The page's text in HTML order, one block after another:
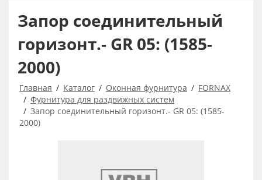
Запор соединительный
горизонт.- GR 05: (1585-
2000)
Главная Каталог Оконная фурнитура
FORNAX
Фурнитура для раздвижных систем
Запор соединительный горизонт.- GR 05: (1585-
2000)